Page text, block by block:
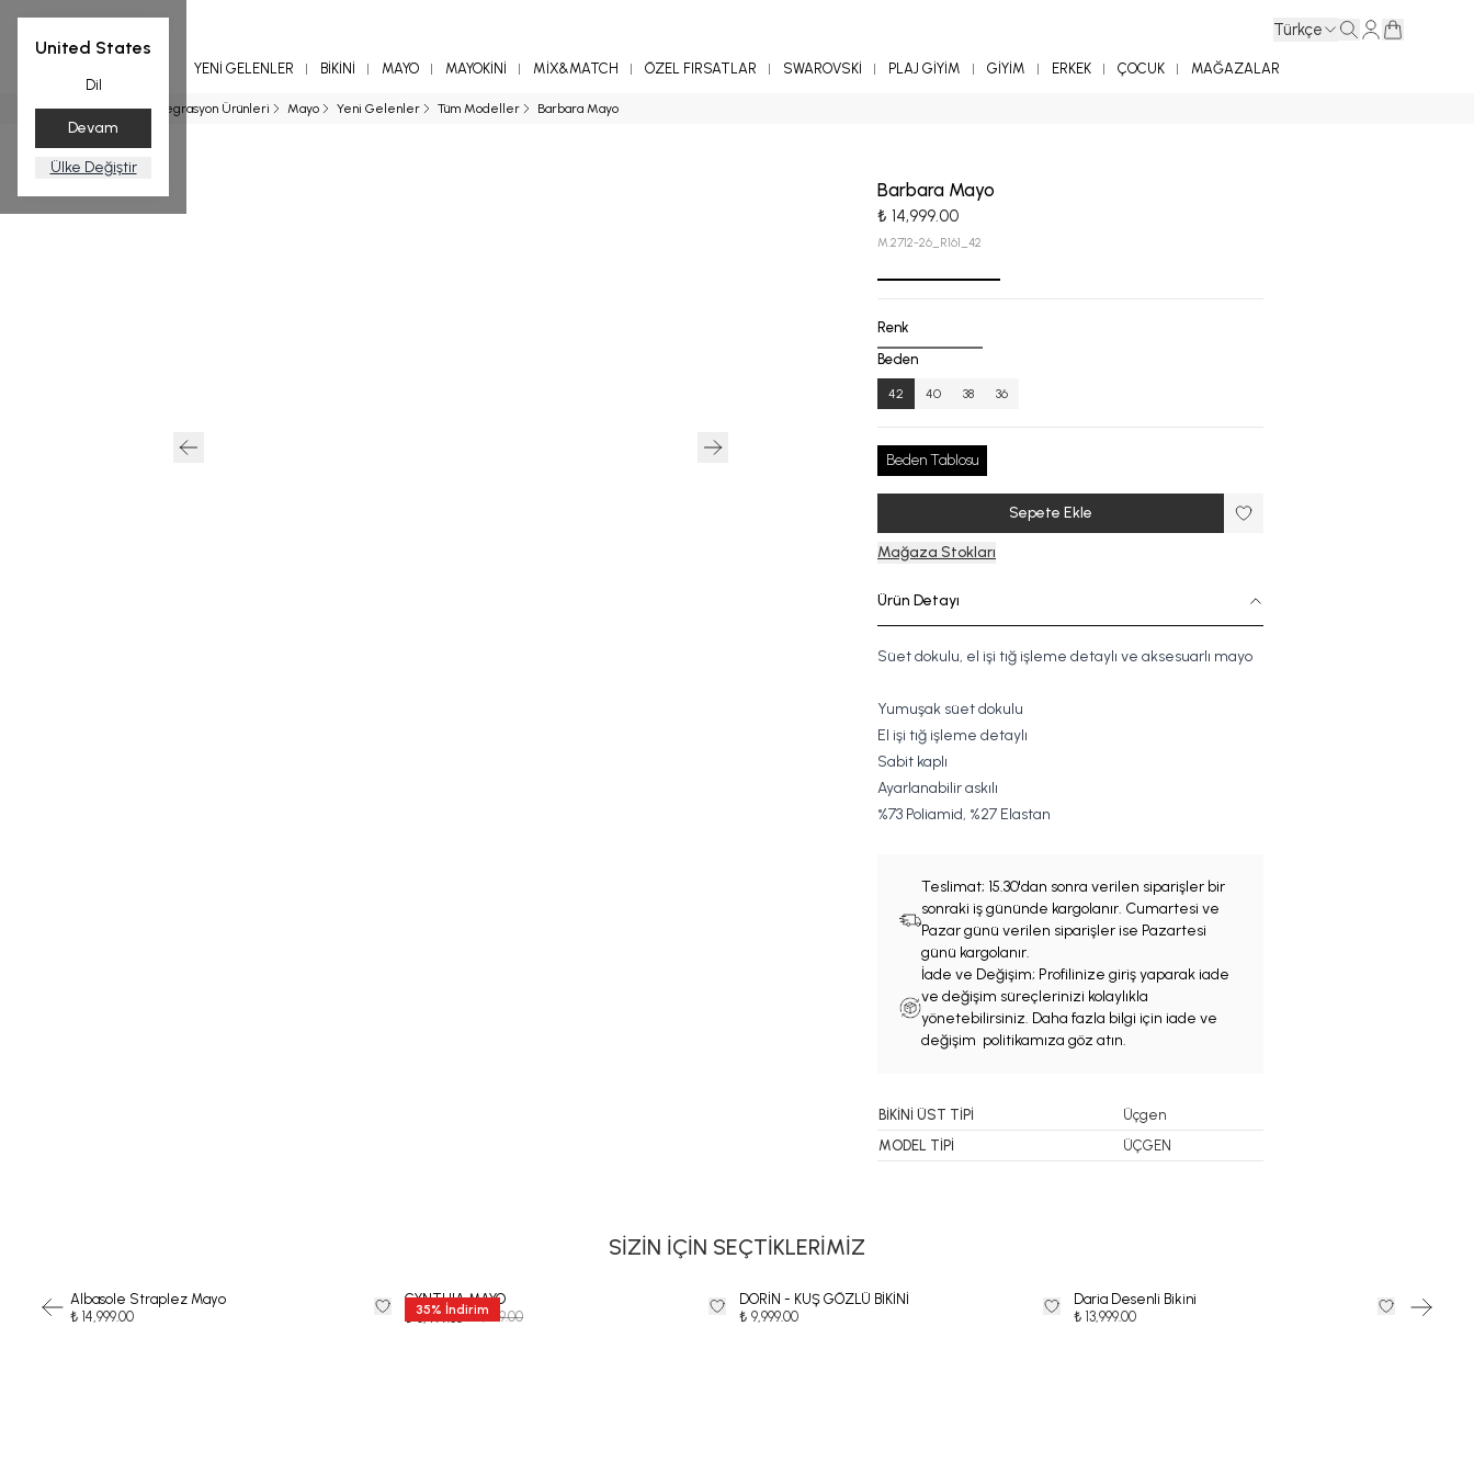
United States
Dil
Devam
Ülke Değiştir
Türkçe
YENİ GELENLER BİKİNİ MAYO MAYOKİNİ MİX&MATCH ÖZEL FIRSATLAR SWAROVSKİ PLAJ GİYİM GİYİM ERKEK ÇOCUK MAĞAZALAR
Ana Sayfa Entegrasyon Ürünleri Mayo Yeni Gelenler Tüm Modeller Barbara Mayo
Barbara Mayo
₺ 14,999.00
M.2712-26_R161_42
Renk
Beden
42 40 38 36
Beden Tablosu
Sepete Ekle
Mağaza Stokları
Ürün Detayı
Süet dokulu, el işi tığ işleme detaylı ve aksesuarlı mayo
Yumuşak süet dokulu
El işi tığ işleme detaylı
Sabit kaplı
Ayarlanabilir askılı
%73 Poliamid, %27 Elastan
Teslimat; 15.30'dan sonra verilen siparişler bir
sonraki iş gününde kargolanır. Cumartesi ve
Pazar günü verilen siparişler ise Pazartesi
günü kargolanır.
İade ve Değişim; Profilinize giriş yaparak iade
ve değişim süreçlerinizi kolaylıkla
yönetebilirsiniz. Daha fazla bilgi için iade ve
değişim politikamıza göz atın.
BİKİNİ ÜST TİPİ
Üçgen
MODEL TİPİ
ÜÇGEN
SİZİN İÇİN SEÇTİKLERİMİZ
Albasole Straplez Mayo
₺ 14,999.00
35% İndirim
CYNTHIA MAYO
₺ 6,499.35₺ 9,999.00
DORİN - KUŞ GÖZLÜ BİKİNİ
₺ 9,999.00
Daria Desenli Bikini
₺ 13,999.00
35
FLAVIA -
₺ 5,849.35